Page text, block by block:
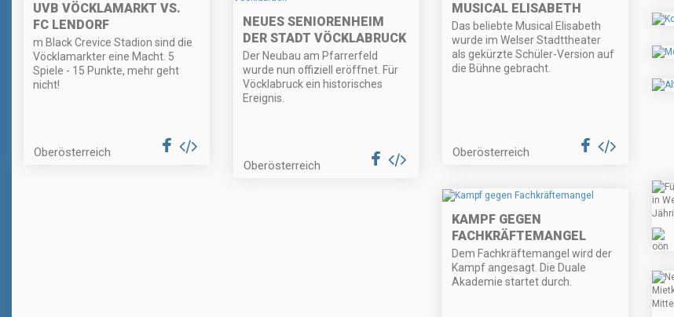
UVB VÖCKLAMARKT VS.
FC LENDORF
m Black Crevice Stadion sind die
Vöcklamarkter eine Macht. 5
Spiele - 15 Punkte, mehr geht
nicht!
Oberösterreich
NEUES SENIORENHEIM
DER STADT VÖCKLABRUCK
Der Neubau am Pfarrerfeld
wurde nun offiziell eröffnet. Für
Vöcklabruck ein historisches
Ereignis.
Oberösterreich
MUSICAL ELISABETH
Das beliebte Musical Elisabeth
wurde im Welser Stadttheater
als gekürzte Schüler-Version auf
die Bühne gebracht.
Oberösterreich
KAMPF GEGEN
FACHKRÄFTEMANGEL
Dem Fachkräftemangel wird der
Kampf angesagt. Die Duale
Akademie startet durch.